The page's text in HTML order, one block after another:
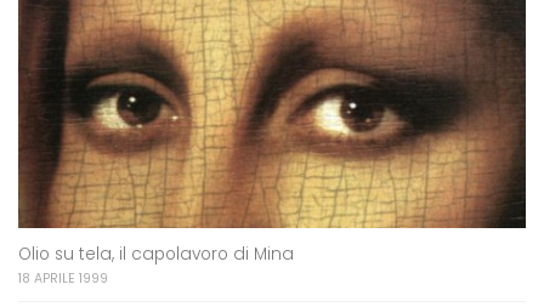
Olio su tela, il capolavoro di Mina
18 APRILE 1999